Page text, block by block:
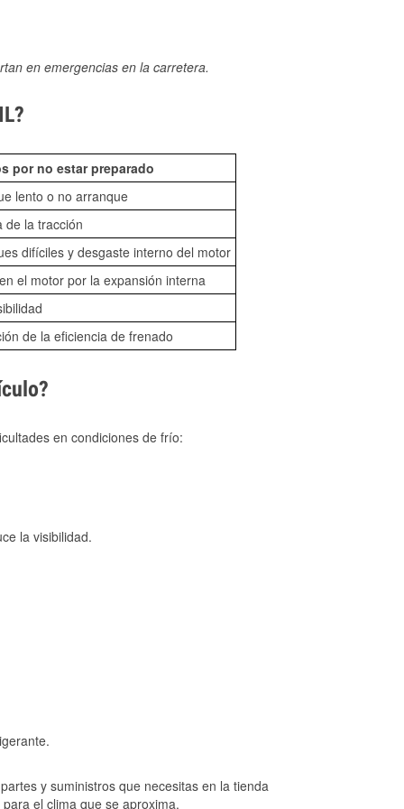
en emergencias en la carretera.
por no estar preparado
lento o no arranque
de la tracción
difíciles y desgaste interno del motor
el motor por la expansión interna
de la eficiencia de frenado
en condiciones de frío:
la visibilidad.
y suministros que necesitas en la tienda
el clima que se aproxima.